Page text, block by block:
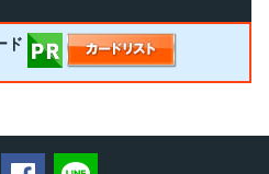
ド
ツイートするFacebookでシェアする